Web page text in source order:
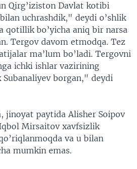
Qirg’iziston Davlat kotibi
uchrashdik," deydi o’shlik
qotillik bo’yicha aniq bir narsa
Tergov davom etmodqa. Tez
ma’lum bo’ladi. Tergovni
ichki ishlar vazirining
Subanaliyev borgan," deydi
jinoyat paytida Alisher Soipov
Mirsaitov xavfsizlik
va u bilan
mumkin emas.